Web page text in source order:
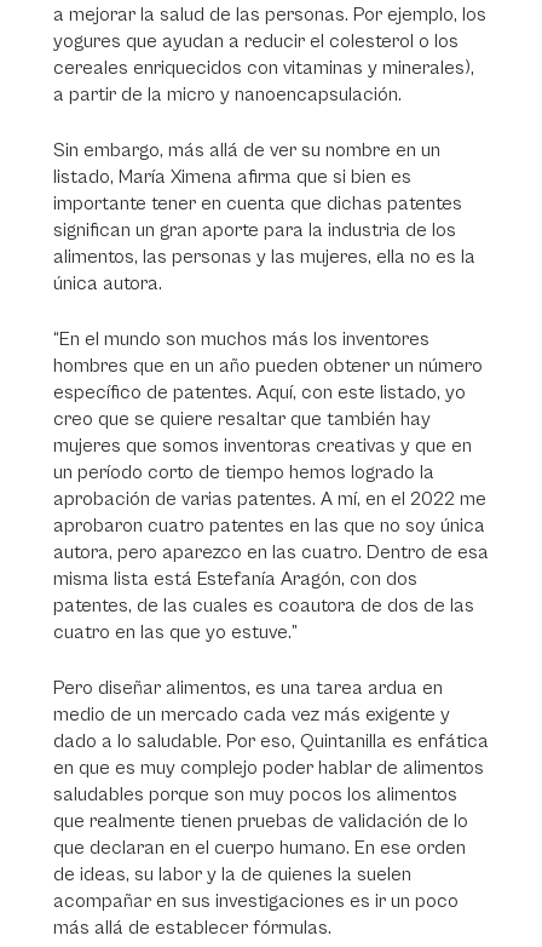
a mejorar la salud de las personas. Por ejemplo, los
yogures que ayudan a reducir el colesterol o los
cereales enriquecidos con vitaminas y minerales),
a partir de la micro y nanoencapsulación.
Sin embargo, más allá de ver su nombre en un
listado, María Ximena afirma que si bien es
importante tener en cuenta que dichas patentes
significan un gran aporte para la industria de los
alimentos, las personas y las mujeres, ella no es la
única autora.
“En el mundo son muchos más los inventores
hombres que en un año pueden obtener un número
específico de patentes. Aquí, con este listado, yo
creo que se quiere resaltar que también hay
mujeres que somos inventoras creativas y que en
un período corto de tiempo hemos logrado la
aprobación de varias patentes. A mí, en el 2022 me
aprobaron cuatro patentes en las que no soy única
autora, pero aparezco en las cuatro. Dentro de esa
misma lista está Estefanía Aragón, con dos
patentes, de las cuales es coautora de dos de las
cuatro en las que yo estuve.”
Pero diseñar alimentos, es una tarea ardua en
medio de un mercado cada vez más exigente y
dado a lo saludable. Por eso, Quintanilla es enfática
en que es muy complejo poder hablar de alimentos
saludables porque son muy pocos los alimentos
que realmente tienen pruebas de validación de lo
que declaran en el cuerpo humano. En ese orden
de ideas, su labor y la de quienes la suelen
acompañar en sus investigaciones es ir un poco
más allá de establecer fórmulas.